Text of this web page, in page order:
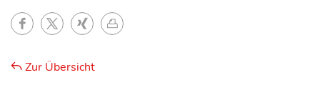
Zur Übersicht